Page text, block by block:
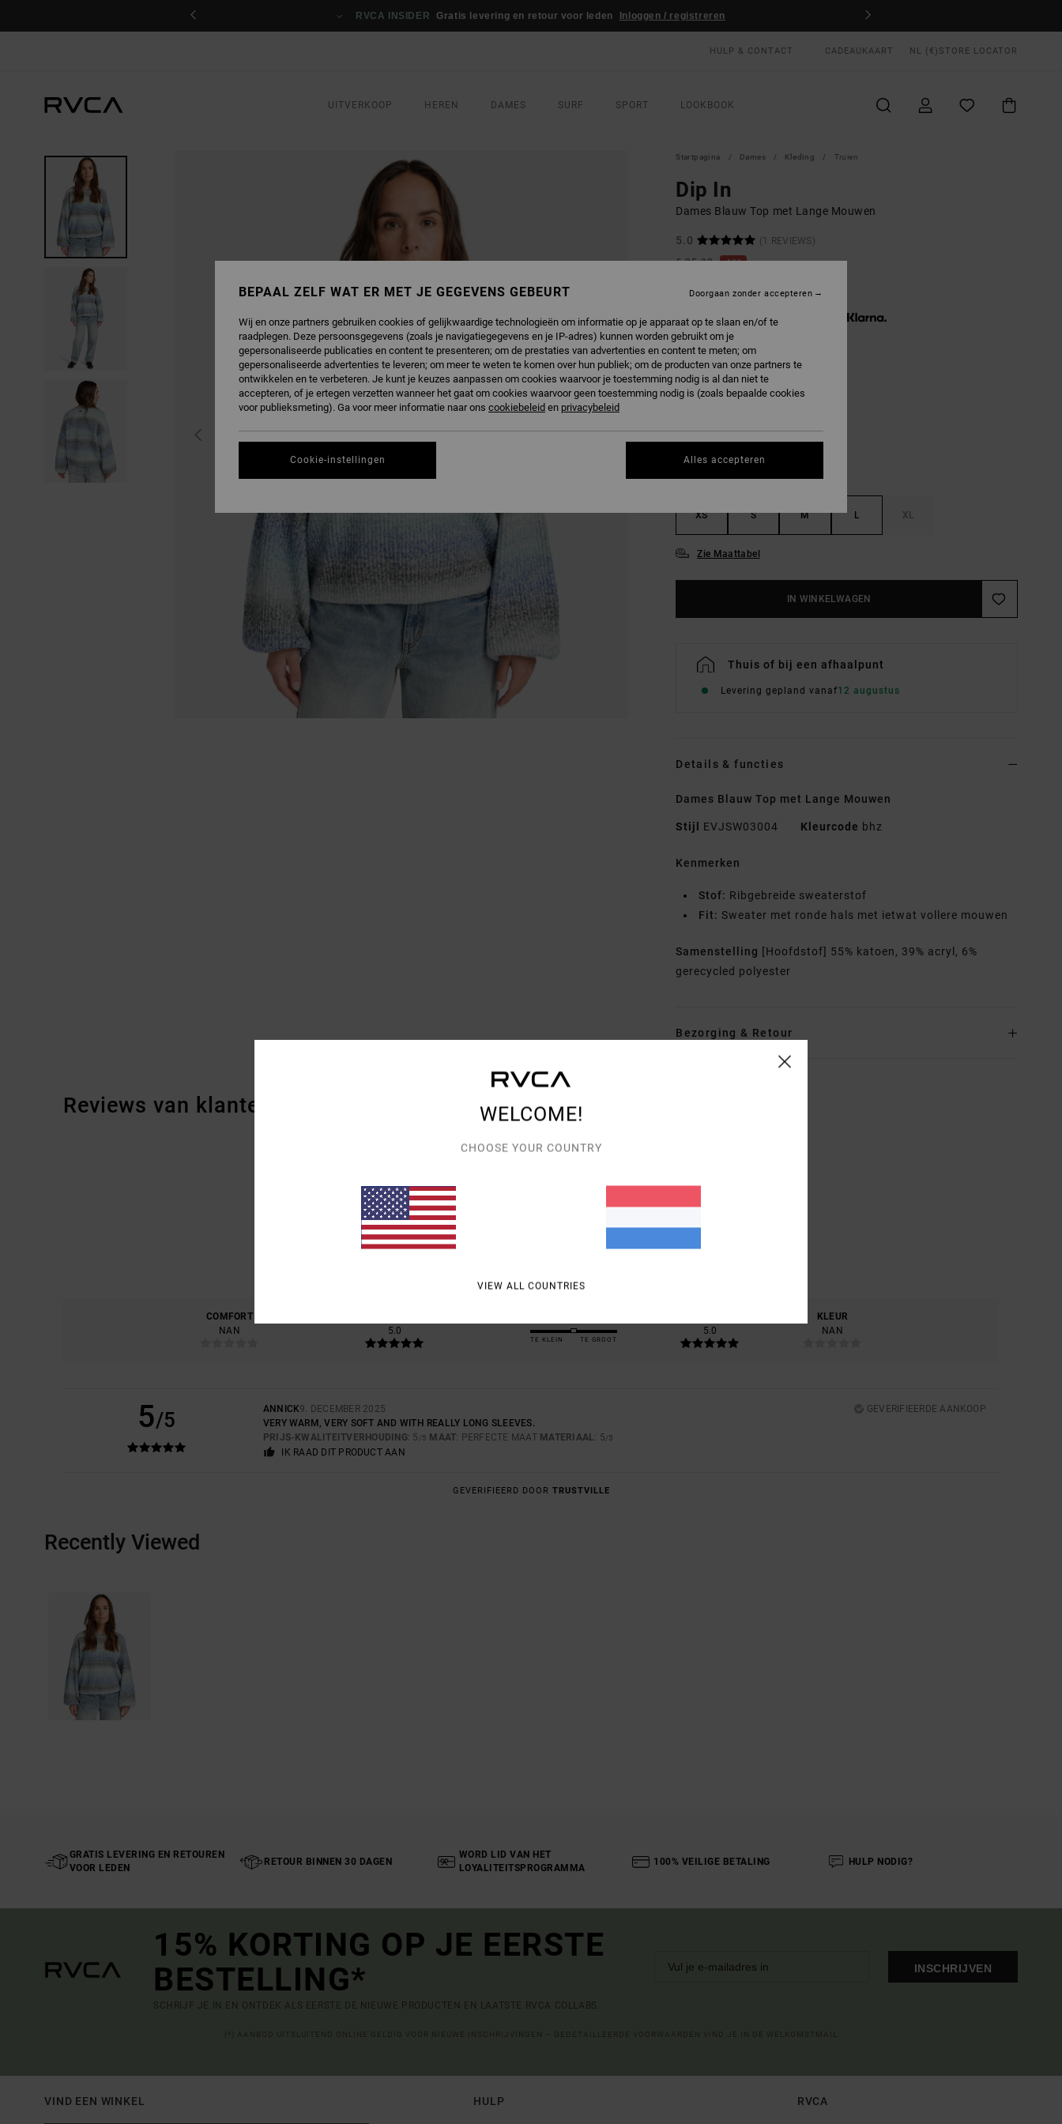
RVCA INSIDER Gratis levering en retour voor leden Inloggen / registreren
HULP & CONTACT CADEAUKAART NL (€) STORE LOCATOR
UITVERKOOP HEREN DAMES SURF SPORT LOOKBOOK
Startpagina Dames Kleding Truien
Dip In
Dames Blauw Top met Lange Mouwen
5.0
(1 REVIEWS)
€ 95,00
40%
Betaal 3 x € 19,00, zonder rente met
SALE
KLEUR Blue Haze
XS S M L XL
Zie Maattabel
IN WINKELWAGEN
Thuis of bij een afhaalpunt
Levering gepland vanaf12 augustus
Details & functies
Dames Blauw Top met Lange Mouwen
Stijl EVJSW03004 Kleurcode bhz
Kenmerken
Stof: Ribgebreide sweaterstof
Fit: Sweater met ronde hals met ietwat vollere mouwen
Samenstelling [Hoofdstof] 55% katoen, 39% acryl, 6%
gerecycled polyester
Bezorging & Retour
Reviews van klanten
COMFORT
NAN
5.0
TE KLEIN TE GROOT
5.0
KLEUR
NAN
5/5 ANNICK9. DECEMBER 2025
GEVERIFIEERDE AANKOOP
VERY WARM, VERY SOFT AND WITH REALLY LONG SLEEVES.
PRIJS-KWALITEITVERHOUDING: 5 /5 MAAT: PERFECTE MAAT MATERIAAL: 5/5
IK RAAD DIT PRODUCT AAN
GEVERIFIEERD DOOR TRUSTVILLE
Recently Viewed
GRATIS LEVERING EN RETOUREN
VOOR LEDEN
RETOUR BINNEN 30 DAGEN
WORD LID VAN HET
LOYALITEITSPROGRAMMA
100% VEILIGE BETALING HULP NODIG?
15% KORTING OP JE EERSTE
BESTELLING*
SCHRIJF JE IN EN ONTDEK ALS EERSTE DE NIEUWE PRODUCTEN EN LAATSTE RVCA COLLABS.
INSCHRIJVEN
VIND EEN WINKEL HULP RVCA
WELCOME!
CHOOSE YOUR COUNTRY
VIEW ALL COUNTRIES
BEPAAL ZELF WAT ER MET JE GEGEVENS GEBEURT
Wij en onze partners gebruiken cookies of gelijkwaardige technologieën om informatie op je apparaat op te slaan en/of te
raadplegen. Deze persoonsgegevens (zoals je navigatiegegevens en je IP-adres) kunnen worden gebruikt om je
gepersonaliseerde publicaties en content te presenteren; om de prestaties van advertenties en content te meten; om
gepersonaliseerde advertenties te leveren; om meer te weten te komen over hun publiek; om de producten van onze partners te
ontwikkelen en te verbeteren. Je kunt je keuzes aanpassen om cookies waarvoor je toestemming nodig is al dan niet te
accepteren, of je ertegen verzetten wanneer het gaat om cookies waarvoor geen toestemming nodig is (zoals bepaalde cookies
voor publieksmeting). Ga voor meer informatie naar ons cookiebeleid en privacybeleid
Cookie-instellingen
Doorgaan zonder accepteren
Alles accepteren